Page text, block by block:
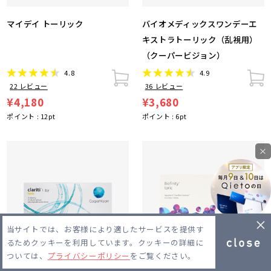
マイデイ トーリック
4.8
22 レビュー
¥4,180
ポイント : 12pt
バイオメディックスワンデーエ
キストラトーリック（乱視用）
（クーパービジョン）
4.9
36 レビュー
¥3,680
ポイント : 6pt
当サイトでは、お客様により適したサービスを提供す
るためクッキーを利用しています。クッキーの詳細に
ついては、 プライバシーポリシー をご覧ください。
×